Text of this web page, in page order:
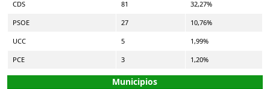
CDS 81 32,27%
PSOE 27 10,76%
UCC 5 1,99%
PCE 3 1,20%
Municipios